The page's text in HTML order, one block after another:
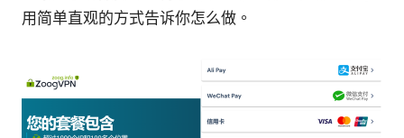
用简单直观的方式告诉你怎么做。